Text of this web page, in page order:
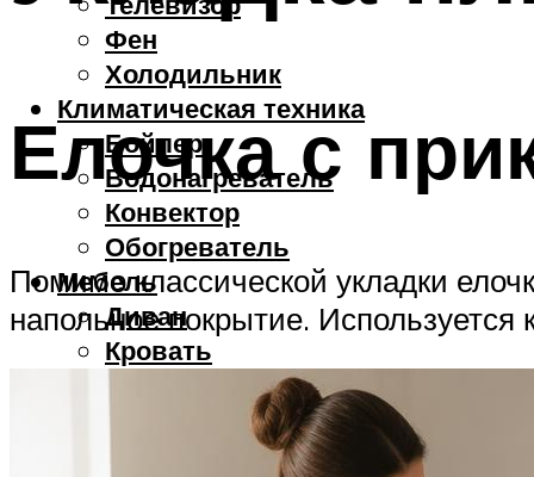
Фен
Холодильник
Климатическая техника
Бойлер
Водонагреватель
Конвектор
Обогреватель
Мебель
Диван
Кровать
Елочка с
Помимо классической укладки
напольное покрытие.